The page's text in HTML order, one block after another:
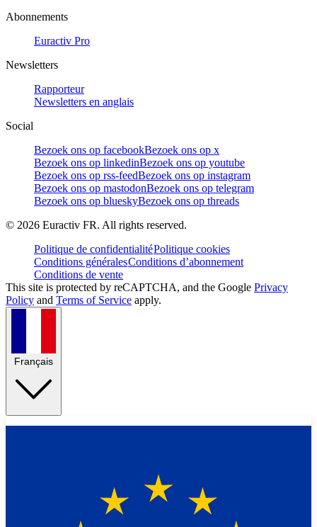
Abonnements
Euractiv Pro
Newsletters
Rapporteur
Newsletters en anglais
Social
Bezoek ons op facebookBezoek ons op x
Bezoek ons op linkedinBezoek ons op youtube
Bezoek ons op rss-feedBezoek ons op instagram
Bezoek ons op mastodonBezoek ons op telegram
Bezoek ons op blueskyBezoek ons op threads
© 2026 Euractiv FR. All rights reserved.
Politique de confidentialitéPolitique cookies
Conditions généralesConditions d’abonnement
Conditions de vente
This site is protected by reCAPTCHA, and the Google Privacy
Policy and Terms of Service apply.
Français